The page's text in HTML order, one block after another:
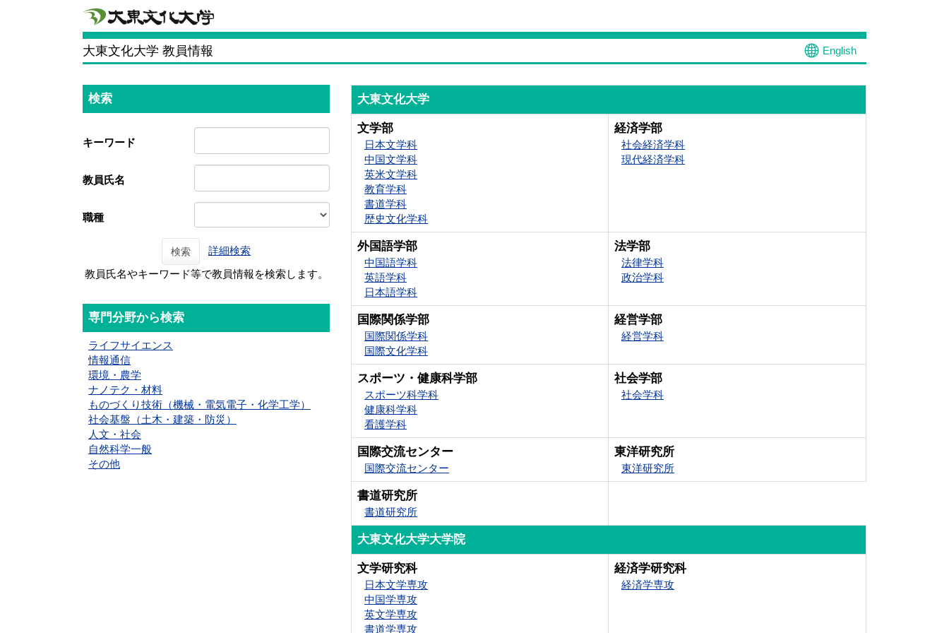
大東文化大学 教員情報 English
検索
キーワード
教員氏名
職種
検索
詳細検索
教員氏名やキーワード等で教員情報を検索します。
専門分野から検索
ライフサイエンス
情報通信
環境・農学
ナノテク・材料
ものづくり技術（機械・電気電子・化学工学）
社会基盤（土木・建築・防災）
人文・社会
自然科学一般
その他
大東文化大学
文学部
日本文学科
中国文学科
英米文学科
教育学科
書道学科
歴史文化学科
経済学部
社会経済学科
現代経済学科
外国語学部
中国語学科
英語学科
日本語学科
法学部
法律学科
政治学科
国際関係学部
国際関係学科
国際文化学科
経営学部
経営学科
スポーツ・健康科学部
スポーツ科学科
健康科学科
看護学科
社会学部
社会学科
国際交流センター
国際交流センター
東洋研究所
東洋研究所
書道研究所
書道研究所
大東文化大学大学院
文学研究科
日本文学専攻
中国学専攻
英文学専攻
書道学専攻
経済学研究科
経済学専攻